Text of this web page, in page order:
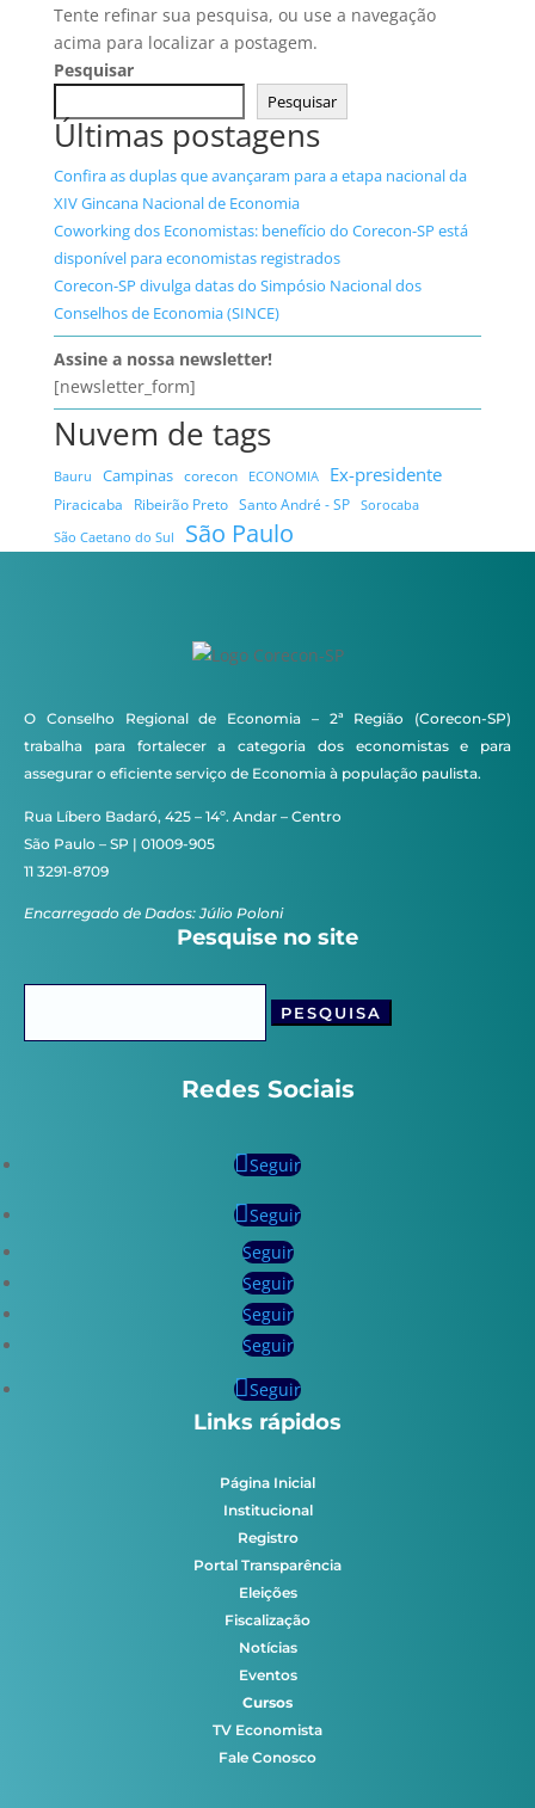
Tente refinar sua pesquisa, ou use a navegação
acima para localizar a postagem.
Pesquisar
Pesquisar
Últimas postagens
Confira as duplas que avançaram para a etapa nacional da
XIV Gincana Nacional de Economia
Coworking dos Economistas: benefício do Corecon-SP está
disponível para economistas registrados
Corecon-SP divulga datas do Simpósio Nacional dos
Conselhos de Economia (SINCE)
Assine a nossa newsletter!
[newsletter_form]
Nuvem de tags
Bauru Campinas corecon ECONOMIA Ex-presidente
Piracicaba Ribeirão Preto Santo André - SP
Sorocaba
São Caetano do Sul
São Paulo
O Conselho Regional de Economia – 2ª Região (Corecon-SP)
trabalha para fortalecer a categoria dos economistas e para
assegurar o eficiente serviço de Economia à população paulista.
Rua Líbero Badaró, 425 – 14º. Andar – Centro
São Paulo – SP | 01009-905
11 3291-8709
Encarregado de Dados: Júlio Poloni
Pesquise no site
Redes Sociais
Seguir
Seguir
Seguir
Seguir
Seguir
Seguir
Seguir
Links rápidos
Página Inicial
Institucional
Registro
Portal Transparência
Eleições
Fiscalização
Notícias
Eventos
Cursos
TV Economista
Fale Conosco